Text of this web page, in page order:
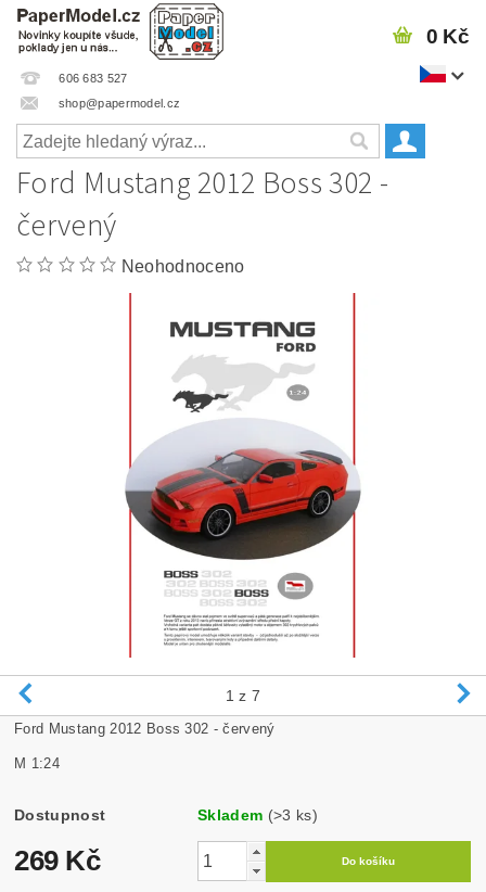
606 683 527
shop@papermodel.cz
0 Kč
Ford Mustang 2012 Boss 302 -
červený
Neohodnoceno
1 z 7
Ford Mustang 2012 Boss 302 - červený
M 1:24
Dostupnost Skladem (>3 ks)
269 Kč